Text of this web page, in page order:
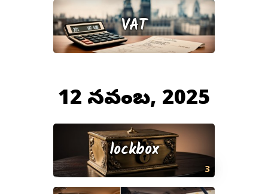
VAT
12 నవంబర్, 2025
3
lockbox